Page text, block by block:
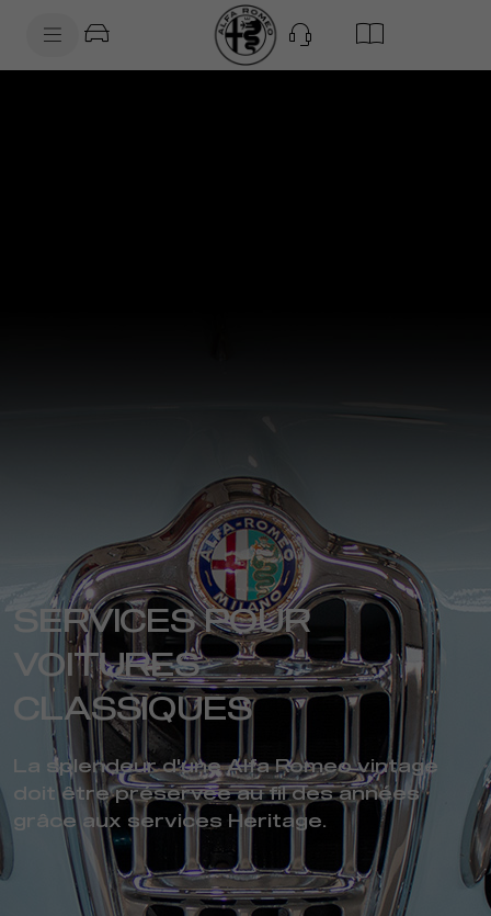
SERVICES POUR
VOITURES
CLASSIQUES
La splendeur d'une Alfa Romeo vintage
doit être préservée au fil des années
grâce aux services Heritage.